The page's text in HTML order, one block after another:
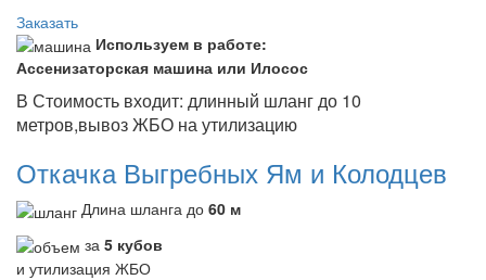
Заказать
Используем в работе:
Ассенизаторская машина или Илосос
В Стоимость входит: длинный шланг до 10
метров,вывоз ЖБО на утилизацию
Откачка Выгребных Ям и Колодцев
Длина шланга до 60 м
за 5 кубов
и утилизация ЖБО